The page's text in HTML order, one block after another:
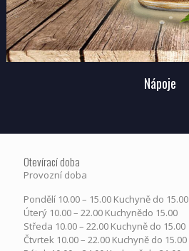
Nápoje
Otevírací doba
Provozní doba
Pondělí​ 10.00 – 15.00​​ Kuchyně do 15.00
Úterý ​10.00 – 22.00​​ Kuchynědo 15.00
Středa ​10.00 – 22.00 ​​Kuchyně do 15.00
Čtvrtek​ 10.00 – 22.00 ​​Kuchyně do 15.00